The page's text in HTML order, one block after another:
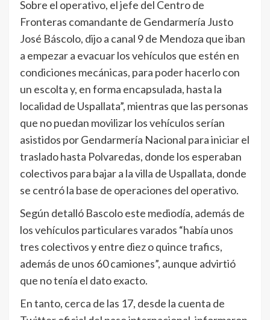
Sobre el operativo, el jefe del Centro de
Fronteras comandante de Gendarmería Justo
José Báscolo, dijo a canal 9 de Mendoza que iban
a empezar a evacuar los vehículos que estén en
condiciones mecánicas, para poder hacerlo con
un escolta y, en forma encapsulada, hasta la
localidad de Uspallata”, mientras que las personas
que no puedan movilizar los vehículos serían
asistidos por Gendarmería Nacional para iniciar el
traslado hasta Polvaredas, donde los esperaban
colectivos para bajar a la villa de Uspallata, donde
se centró la base de operaciones del operativo.
Según detalló Bascolo este mediodía, además de
los vehículos particulares varados “había unos
tres colectivos y entre diez o quince trafics,
además de unos 60 camiones”, aunque advirtió
que no tenía el dato exacto.
En tanto, cerca de las 17, desde la cuenta de